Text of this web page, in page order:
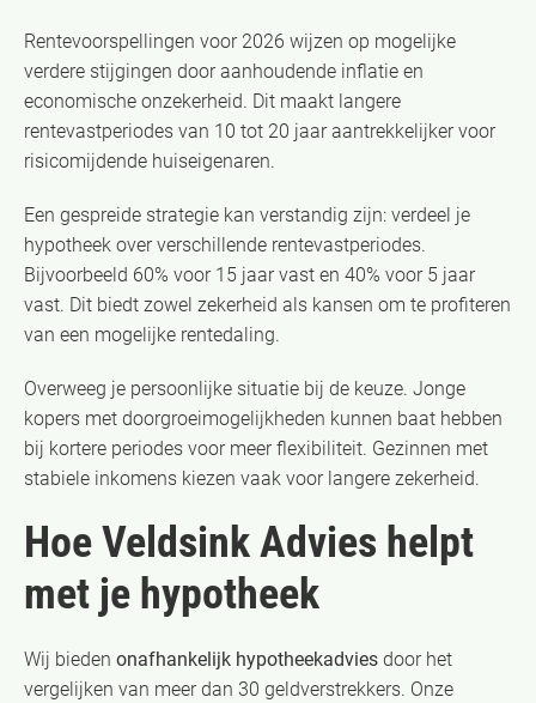
Rentevoorspellingen voor 2026 wijzen op mogelijke
verdere stijgingen door aanhoudende inflatie en
economische onzekerheid. Dit maakt langere
rentevastperiodes van 10 tot 20 jaar aantrekkelijker voor
risicomijdende huiseigenaren.
Een gespreide strategie kan verstandig zijn: verdeel je
hypotheek over verschillende rentevastperiodes.
Bijvoorbeeld 60% voor 15 jaar vast en 40% voor 5 jaar
vast. Dit biedt zowel zekerheid als kansen om te profiteren
van een mogelijke rentedaling.
Overweeg je persoonlijke situatie bij de keuze. Jonge
kopers met doorgroeimogelijkheden kunnen baat hebben
bij kortere periodes voor meer flexibiliteit. Gezinnen met
stabiele inkomens kiezen vaak voor langere zekerheid.
Hoe Veldsink Advies helpt
met je hypotheek
Wij bieden onafhankelijk hypotheekadvies door het
vergelijken van meer dan 30 geldverstrekkers. Onze